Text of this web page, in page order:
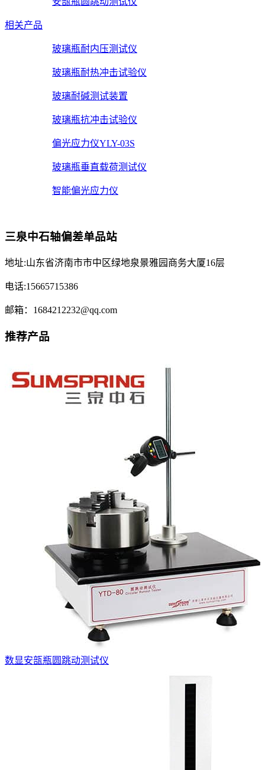
相关产品
玻璃瓶耐内压测试仪
玻璃瓶耐热冲击试验仪
玻璃耐碱测试装置
玻璃瓶抗冲击试验仪
偏光应力仪YLY-03S
玻璃瓶垂直载荷测试仪
智能偏光应力仪
三泉中石轴偏差单品站
地址:山东省济南市市中区绿地泉景雅园商务大厦16层
电话:15665715386
邮箱：1684212232@qq.com
推荐产品
数显安瓿瓶圆跳动测试仪